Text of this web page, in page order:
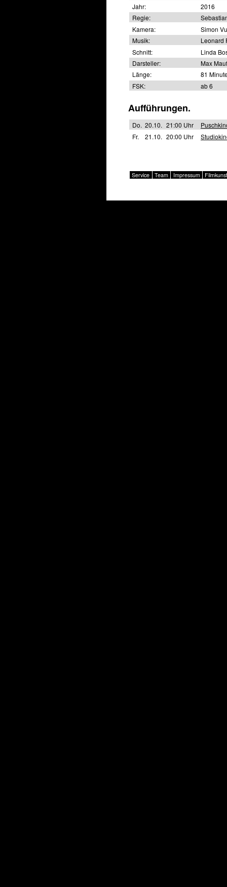
Jahr:
2016
Regie:
Kamera:
Simon Vu
Musik:
Leonard
Schnitt:
Linda
Darsteller:
Max
Länge:
81
FSK:
ab 6
Aufführungen.
Do. 20.10. 21:00 Uhr
Fr.
21.10. 20:00 Uhr
Service Team Impressum